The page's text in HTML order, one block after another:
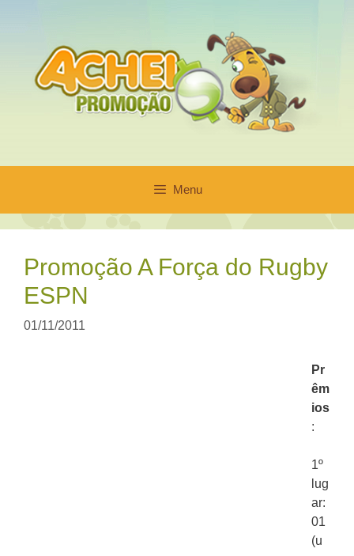
conteúdo
Menu
Promoção A Força do Rugby
ESPN
01/11/2011
Pr
êm
ios
:
1º
lug
ar:
01
(u